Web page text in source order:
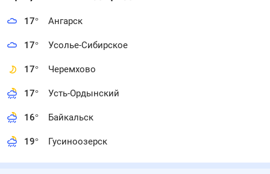
17° Ангарск
17° Усолье-Сибирское
17° Черемхово
17° Усть-Ордынский
16° Байкальск
19° Гусиноозерск